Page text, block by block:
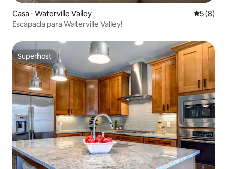
Casa ⋅ Waterville Valley 5 de
5 (8)
Escapada para Waterville Valley!
Superhost
Superhost